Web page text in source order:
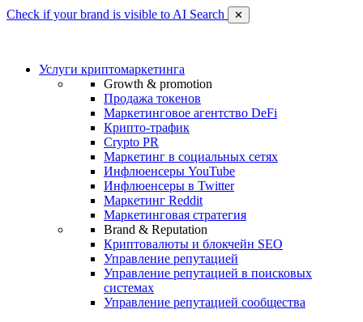
Check if your brand is visible to AI Search ✕
Услуги криптомаркетинга
Growth & promotion
Продажа токенов
Маркетинговое агентство DeFi
Крипто-трафик
Crypto PR
Маркетинг в социальных сетях
Инфлюенсеры YouTube
Инфлюенсеры в Twitter
Маркетинг Reddit
Маркетинговая стратегия
Brand & Reputation
Криптовалюты и блокчейн SEO
Управление репутацией
Управление репутацией в поисковых
системах
Управление репутацией сообщества